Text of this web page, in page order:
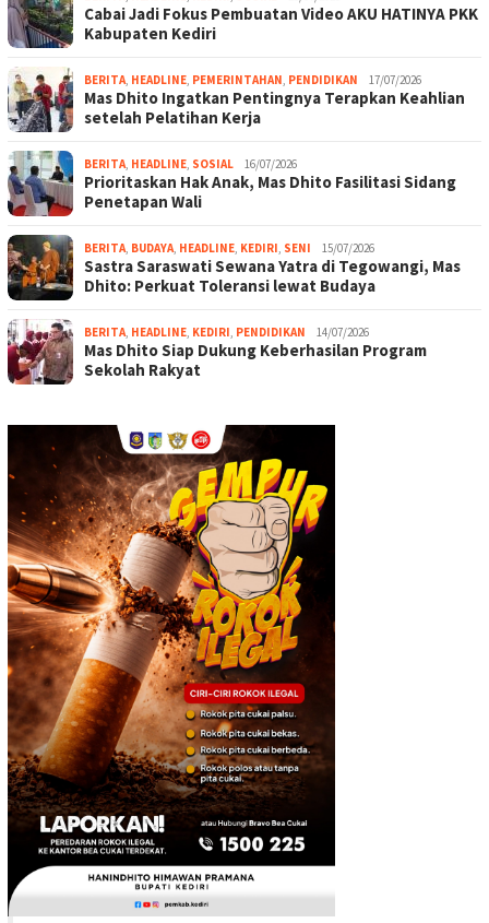
Cabai Jadi Fokus Pembuatan Video AKU HATINYA PKK
Kabupaten Kediri
BERITA, HEADLINE, PEMERINTAHAN, PENDIDIKAN 17/07/2026
Mas Dhito Ingatkan Pentingnya Terapkan Keahlian
setelah Pelatihan Kerja
BERITA, HEADLINE, SOSIAL 16/07/2026
Prioritaskan Hak Anak, Mas Dhito Fasilitasi Sidang
Penetapan Wali
BERITA, BUDAYA, HEADLINE, KEDIRI, SENI 15/07/2026
Sastra Saraswati Sewana Yatra di Tegowangi, Mas
Dhito: Perkuat Toleransi lewat Budaya
BERITA, HEADLINE, KEDIRI, PENDIDIKAN 14/07/2026
Mas Dhito Siap Dukung Keberhasilan Program
Sekolah Rakyat